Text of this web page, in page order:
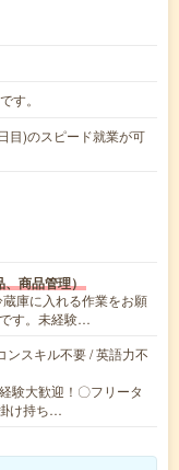
す。
目)のスピード就業が可
、商品管理）
庫に入れる作業をお願
す。未経験…
ンスキル不要 / 英語力不
験大歓迎！〇フリータ
け持ち…